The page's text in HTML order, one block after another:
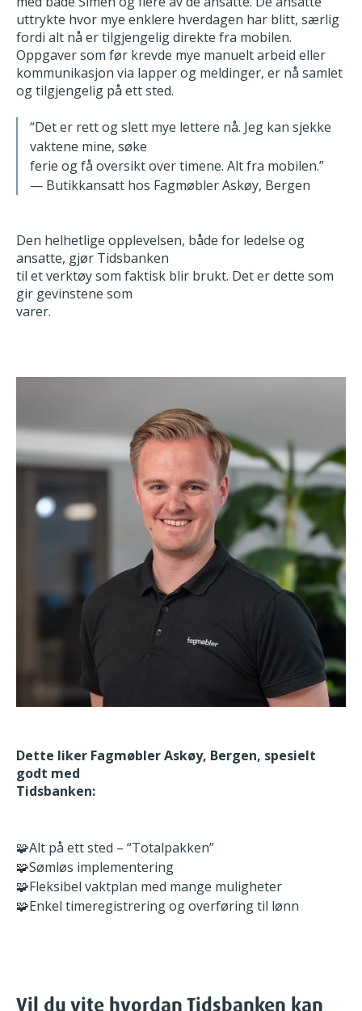
uttrykte hvor mye enklere hverdagen har blitt, særlig
fordi alt nå er tilgjengelig direkte fra mobilen.
Oppgaver som før krevde mye manuelt arbeid eller
kommunikasjon via lapper og meldinger, er nå samlet
og tilgjengelig på ett sted.
“Det er rett og slett mye lettere nå. Jeg kan sjekke
vaktene mine, søke
ferie og få oversikt over timene. Alt fra mobilen.”
— Butikkansatt hos Fagmøbler Askøy, Bergen
Den helhetlige opplevelsen, både for ledelse og
ansatte, gjør Tidsbanken
til et verktøy som faktisk blir brukt. Det er dette som
gir gevinstene som
varer.
Dette liker Fagmøbler Askøy, Bergen, spesielt
godt med
Tidsbanken:
🧩Alt på ett sted – “Totalpakken”
🧩Sømløs implementering
🧩Fleksibel vaktplan med mange muligheter
🧩Enkel timeregistrering og overføring til lønn
Vil du vite hvordan Tidsbanken kan